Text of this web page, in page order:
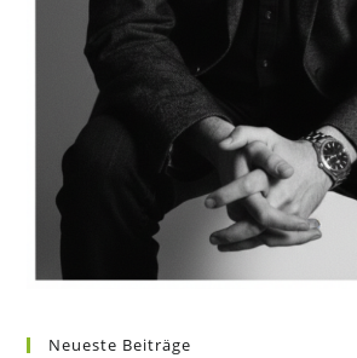
Neueste Beiträge